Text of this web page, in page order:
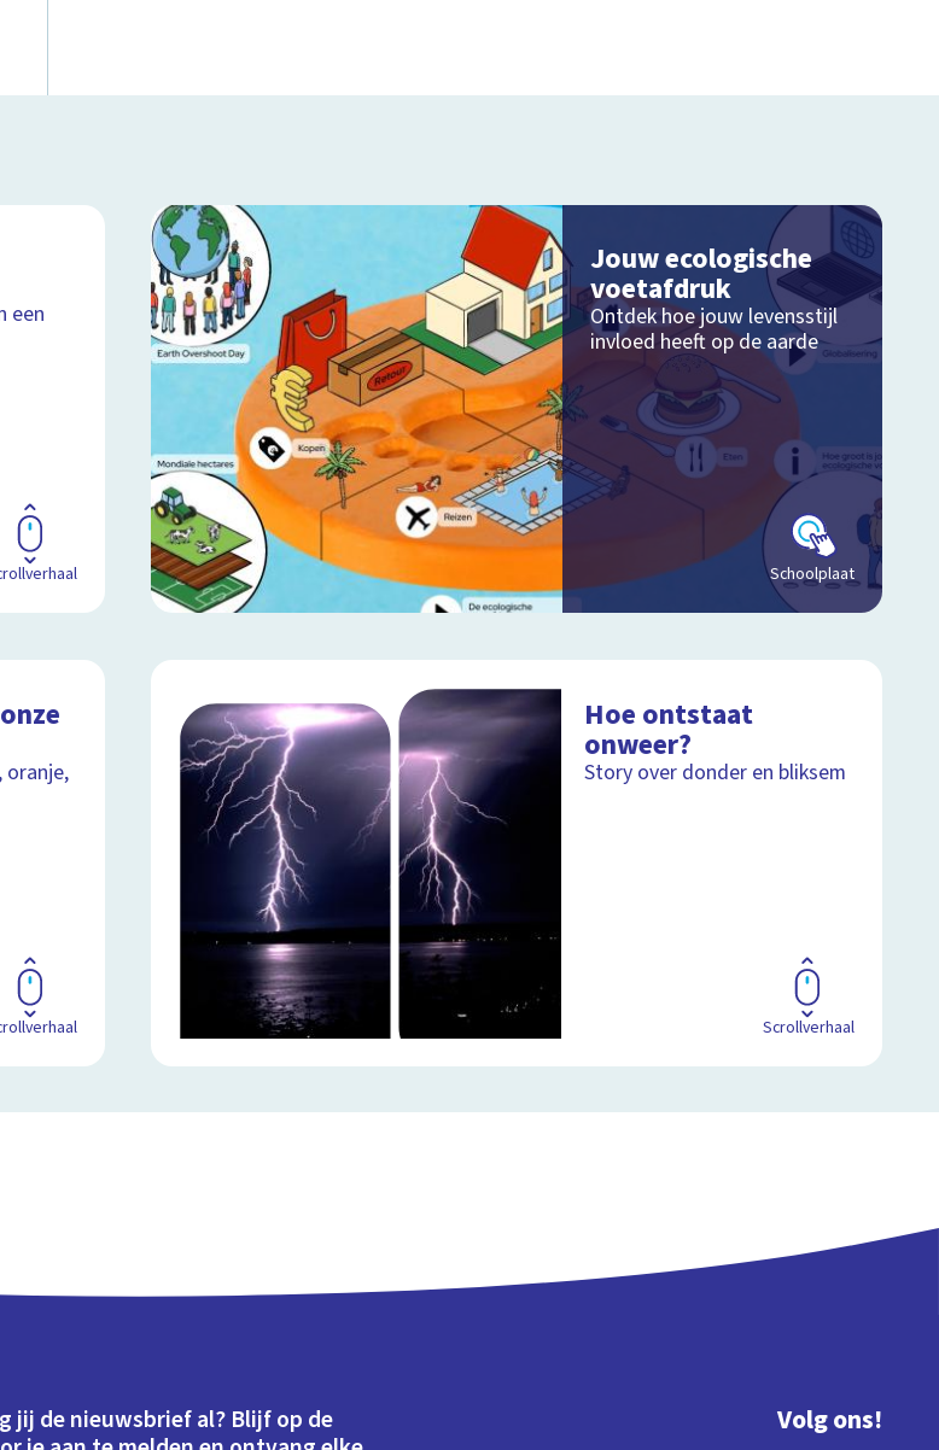
een
Jouw ecologische
voetafdruk
Ontdek hoe jouw levensstijl
invloed heeft op de aarde
Schoolplaat
oranje,
Hoe ontstaat
onweer?
Story over donder en bliksem
Scrollverhaal
jij de nieuwsbrief al? Blijf op de
Volg ons!